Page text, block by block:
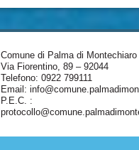
Comune di Palma di Montechiaro
Via Fiorentino, 89 – 92044
Telefono: 0922 799111
Email:
P.E.C. :